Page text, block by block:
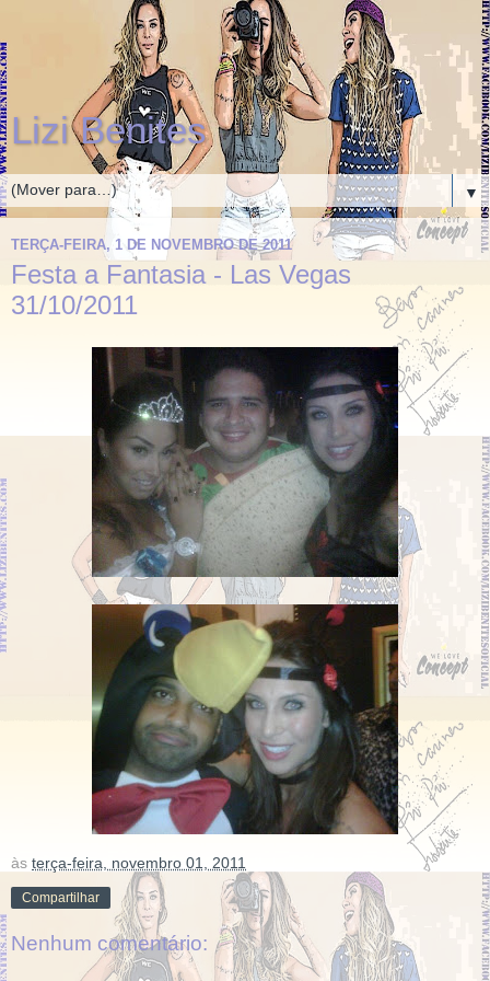
Lizi Benites
▼
TERÇA-FEIRA, 1 DE NOVEMBRO DE 2011
Festa a Fantasia - Las Vegas
31/10/2011
às terça-feira, novembro 01, 2011
Compartilhar
Nenhum comentário: